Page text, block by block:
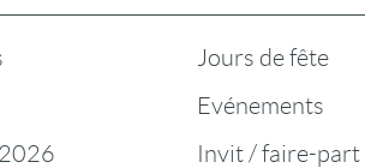
Jours de fête
Evénements
Invit / faire-part